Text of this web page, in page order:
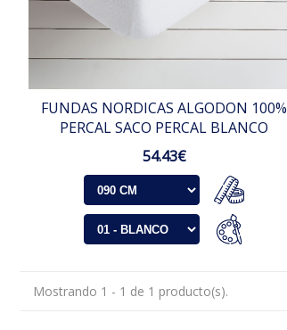
FUNDAS NORDICAS ALGODON 100%
PERCAL SACO PERCAL BLANCO
54.43€
Mostrando 1 - 1 de 1 producto(s).